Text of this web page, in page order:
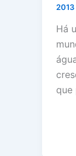
2013
Há